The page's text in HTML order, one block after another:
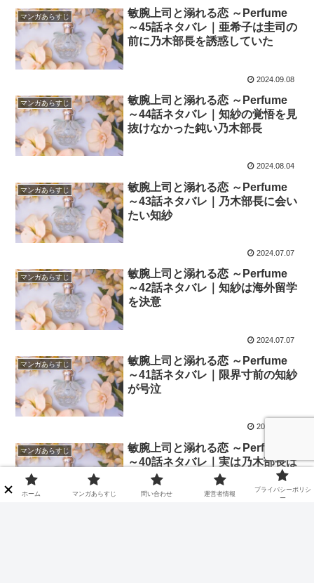
マンガあらすじ
敏腕上司と溺れる恋 ～Perfume
～45話ネタバレ｜亜希子は圭司の
前に乃木部長を誘惑していた
2024.09.08
マンガあらすじ
敏腕上司と溺れる恋 ～Perfume
～44話ネタバレ｜知紗の覚悟を見
抜けなかった鈍い乃木部長
2024.08.04
マンガあらすじ
敏腕上司と溺れる恋 ～Perfume
～43話ネタバレ｜乃木部長に会い
たい知紗
2024.07.07
マンガあらすじ
敏腕上司と溺れる恋 ～Perfume
～42話ネタバレ｜知紗は海外留学
を決意
2024.07.07
マンガあらすじ
敏腕上司と溺れる恋 ～Perfume
～41話ネタバレ｜限界寸前の知紗
が号泣
2024.06.19
マンガあらすじ
敏腕上司と溺れる恋 ～Perfume
～40話ネタバレ｜実は乃木部長は
スパイだった!?
ホーム マンガあらすじ 問い合わせ 運営者情報
プライバシーポリシ
ー